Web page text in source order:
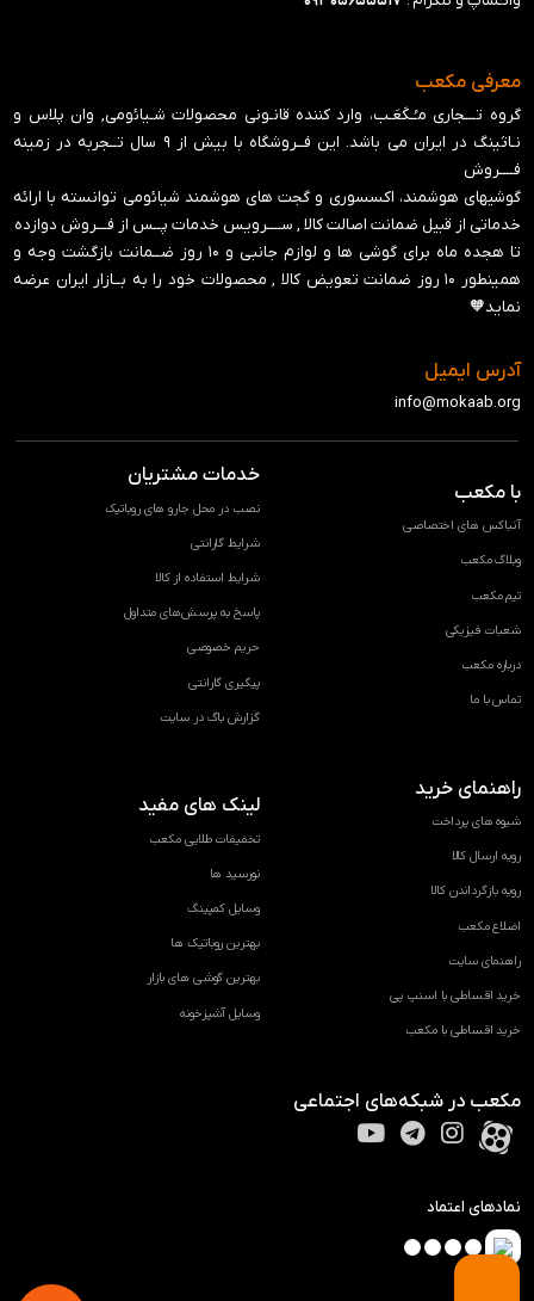
معرفی مکعب
گروه تـــجاری مـُـکَعَـب، وارد کننده قانـونی محصولات شـیائومی, وان پلاس و
نـاثینگ در ایران می باشد. این فــروشگاه با بیش از ۹ سال تــجربه در زمینه
فــــروش
گوشیهای هوشمند، اکسسوری و گجت های هوشمند شیائومی توانسته با ارائه
خدماتی از قبیل ضمانت اصالت کالا , ســــرویس خدمات پــس از فـــروش دوازده
تا هجده ماه برای گوشی ها و لوازم جانبی و ‍۱۰ روز ضــمانت بازگشت وجه و
همینطور ۱۰ روز ضمانت تعویض کالا , محصولات خود را به بــازار ایران عرضه
نماید🧡
آدرس ایمیل
info@mokaab.org
با مکعب
آنباکس های اختصاصی
وبلاگ مکعب
تیم مکعب
شعبات فیزیکی
درباره مکعب
تماس با ما
خدمات مشتریان
نصب در محل جارو های روباتیک
شرایط گارانتی
شرایط استفاده از کالا
پاسخ به پرسش‌های متداول
حریم خصوصی
پیگیری گارانتی
گزارش باگ در سایت
راهنمای خرید
شیوه های پرداخت
رویه ارسال کالا
رویه بازگرداندن کالا
اضلاع مکعب
راهنمای سایت
خرید اقساطی با اسنپ پی
خرید اقساطی با مکعب
لینک های مفید
تخفیفات طلایی مکعب
نورسید ها
وسایل کمپینگ
بهترین روباتیک ها
بهترین گوشی های بازار
وسایل آشپزخونه
مکعب در شبکه‌های اجتماعی
نمادهای اعتماد